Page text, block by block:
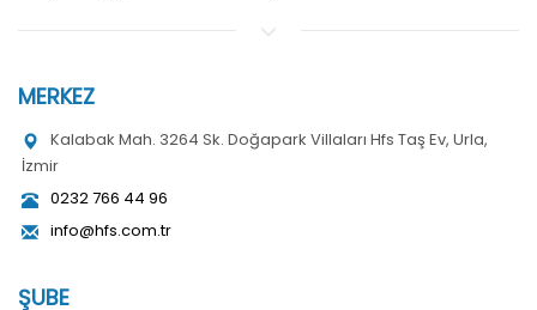
MERKEZ
Kalabak Mah. 3264 Sk. Doğapark Villaları Hfs Taş Ev, Urla,
İzmir
0232 766 44 96
info@hfs.com.tr
ŞUBE